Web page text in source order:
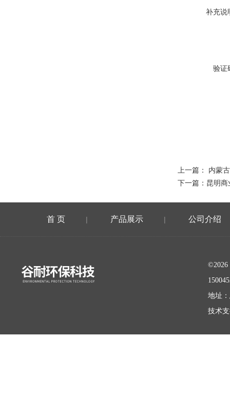
补充说
验证
上一篇： 内蒙
下一篇： 昆明商
首 页 | 产品展示 | 公司介绍
©2026
地址
技术